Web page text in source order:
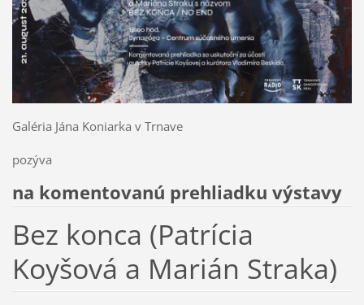
Galéria Jána Koniarka v Trnave
pozýva
na komentovanú prehliadku výstavy
Bez konca (Patrícia
Koyšová a Marián Straka)